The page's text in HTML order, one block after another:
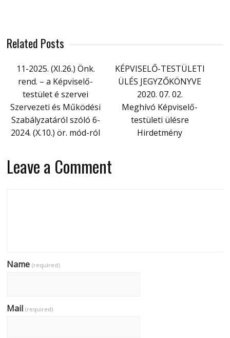
Related Posts
11-2025. (XI.26.) Önk.
rend. – a Képviselő-
testület é szervei
Szervezeti és Működési
Szabályzatáról szóló 6-
2024. (X.10.) ör. mód-ról
KÉPVISELŐ-TESTÜLETI
ÜLÉS JEGYZŐKÖNYVE
2020. 07. 02.
Meghívó Képviselő-
testületi ülésre
Hirdetmény
Leave a Comment
Name(required)
Mail(required)